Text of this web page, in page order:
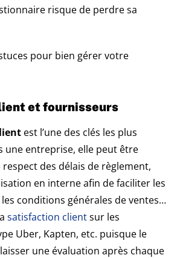
risque de perdre sa
pour bien gérer votre
et fournisseurs
est l’une des clés les plus
une entreprise, elle peut être
des délais de règlement,
en interne afin de faciliter les
conditions générales de ventes…
satisfaction clientsur les
Uber, Kapten, etc. puisque le
une évaluation après chaque